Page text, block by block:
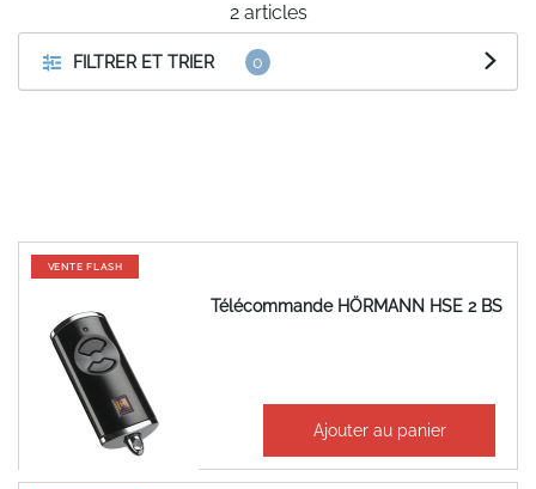
FILTRER ET TRIER
2articles
VENTE FLASH
Télécommande HÖRMANN HSE 2 BS
53,89 €
44,91 € Ajouter au panier